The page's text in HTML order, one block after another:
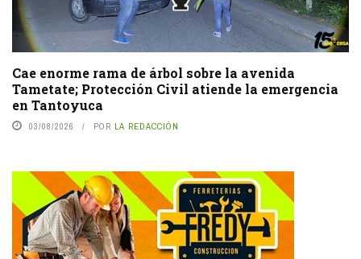
Cae enorme rama de árbol sobre la avenida
Tametate; Protección Civil atiende la emergencia
en Tantoyuca
03/08/2026 POR LA REDACCIÓN